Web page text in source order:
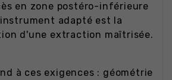
en zone postéro-inférieure
adapté est la
d'une extraction maîtrisée.
à ces exigences : géométrie